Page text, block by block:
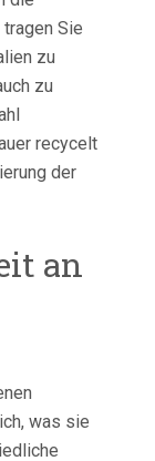
Sie
zu
zu
recycelt
der
an
was sie